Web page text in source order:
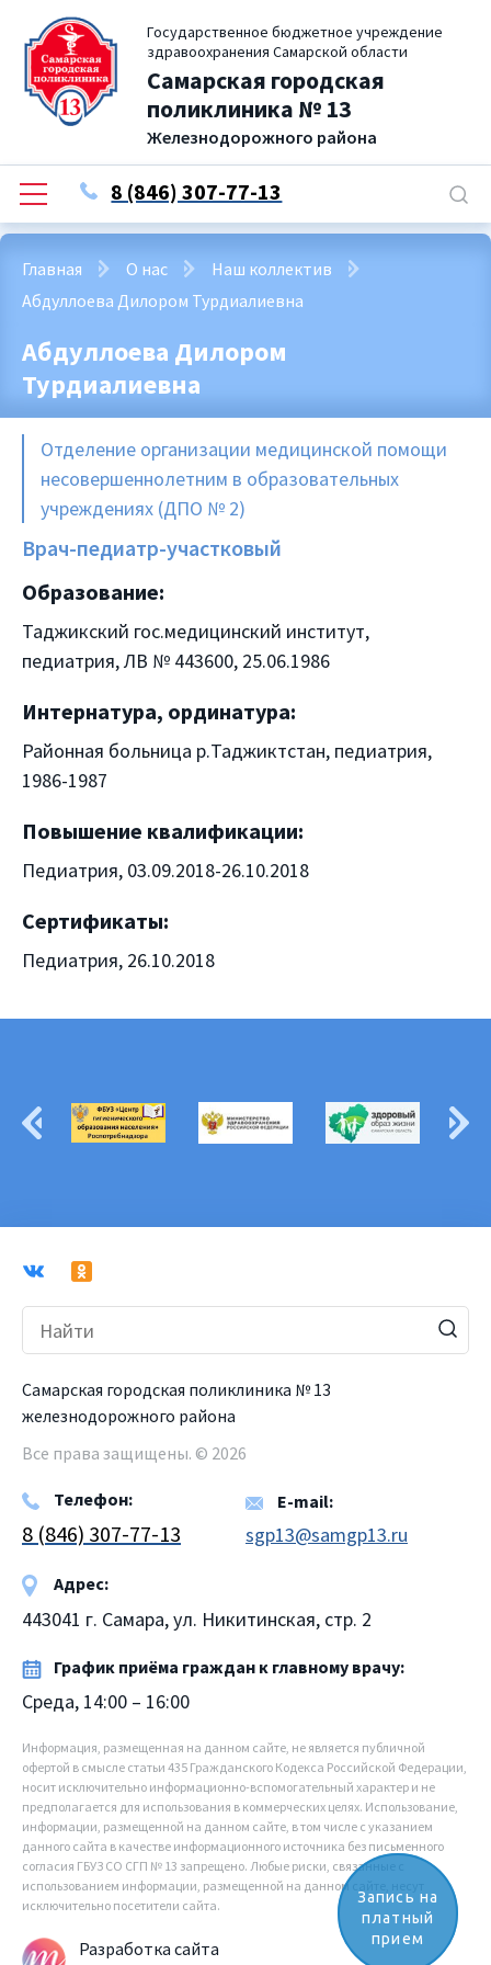
Государственное бюджетное учреждение
здравоохранения Самарской области
Самарская городская
поликлиника № 13
Железнодорожного района
8 (846) 307-77-13
Главная О нас
Наш коллектив
Абдуллоева Дилором Турдиалиевна
Абдуллоева Дилором
Турдиалиевна
Отделение организации медицинской помощи
несовершеннолетним в образовательных
учреждениях (ДПО № 2)
Врач-педиатр-участковый
Образование:
Таджикский гос.медицинский институт,
педиатрия, ЛВ № 443600, 25.06.1986
Интернатура, ординатура:
Районная больница р.Таджиктстан, педиатрия,
1986-1987
Повышение квалификации:
Педиатрия, 03.09.2018-26.10.2018
Сертификаты:
Педиатрия, 26.10.2018
Самарская городская поликлиника № 13
железнодорожного района
Все права защищены. © 2026
Телефон:
8 (846) 307-77-13
E-mail:
sgp13@samgp13.ru
Адрес:
443041 г. Самара, ул. Никитинская, стр. 2
График приёма граждан к главному врачу:
Среда, 14:00 – 16:00
Информация, размещенная на данном сайте, не является публичной
офертой в смысле статьи 435 Гражданского Кодекса Российской Федерации,
носит исключительно информационно-вспомогательный характер и не
предполагается для использования в коммерческих целях. Использование,
информации, размещенной на данном сайте, в том числе с указанием
данного сайта в качестве информационного источника без письменного
согласия ГБУЗ СО СГП № 13 запрещено. Любые риски, связанные с
использованием информации, размещенной на данном сайте, несут
исключительно посетители сайта.
Разработка сайта
Запись на
платный
прием